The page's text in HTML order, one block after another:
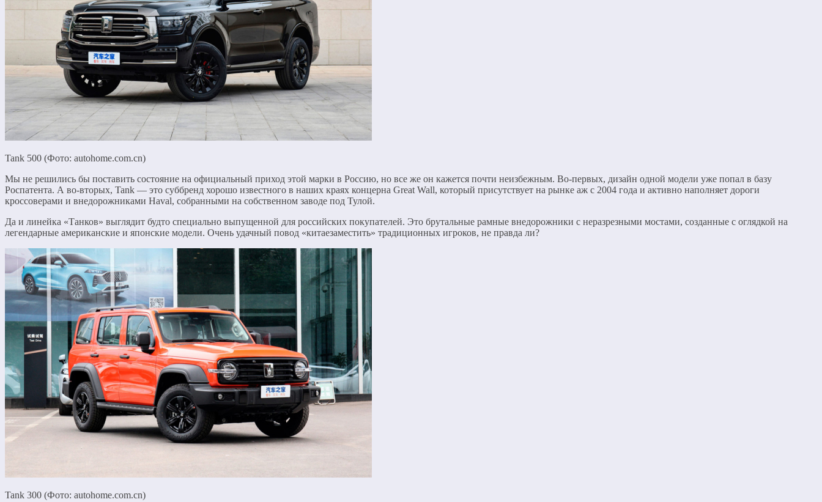
Tank 500 (Фото: autohome.com.cn)
Мы не решились бы поставить состояние на официальный приход этой марки в Россию, но все же он кажется почти неизбежным. Во-первых, дизайн одной модели уже попал в базу
Роспатента. А во-вторых, Tank — это суббренд хорошо известного в наших краях концерна Great Wall, который присутствует на рынке аж с 2004 года и активно наполняет дороги
кроссоверами и внедорожниками Haval, собранными на собственном заводе под Тулой.
Да и линейка «Танков» выглядит будто специально выпущенной для российских покупателей. Это брутальные рамные внедорожники с неразрезными мостами, созданные с оглядкой на
легендарные американские и японские модели. Очень удачный повод «китаезаместить» традиционных игроков, не правда ли?
Tank 300 (Фото: autohome.com.cn)